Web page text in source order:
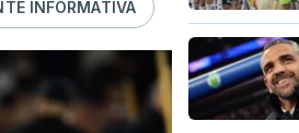
INFORMATIVA